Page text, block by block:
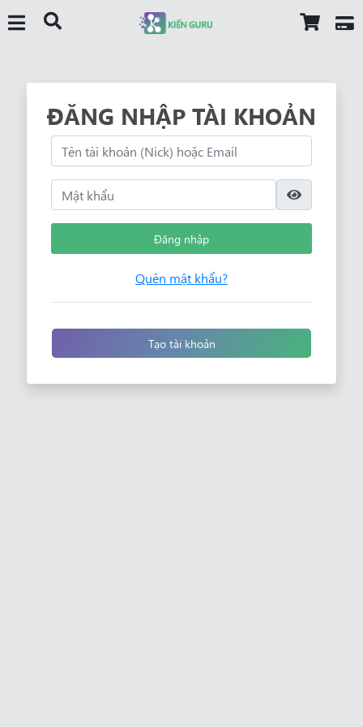
ĐĂNG NHẬP TÀI KHOẢN
Đăng nhập
Quên mật khẩu?
Tạo tài khoản